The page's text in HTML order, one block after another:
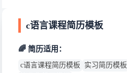
c语言课程简历模板
🌈 简历适用：
c语言课程简历模板
实习简历模板